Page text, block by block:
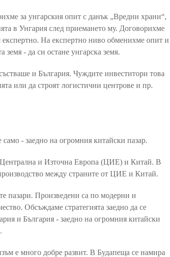
за унгарския опит с данък „Вредни храни“,
в Унгария след приемането му. Договорихме
На експертно ниво обменихме опит и
- да си остане унгарска земя.
и България. Чуждите инвеститори това
или да строят логистични центрове и пр.
- заедно на огромния китайски пазар.
Централна и Източна Европа (ЦИЕ) и Китай. В
между страните от ЦИЕ и Китай.
пазари. Произведени са по модерни и
Обсъждаме стратегията заедно да се
и България - заедно на огромния китайски
е много добре развит. В Будапеща се намира